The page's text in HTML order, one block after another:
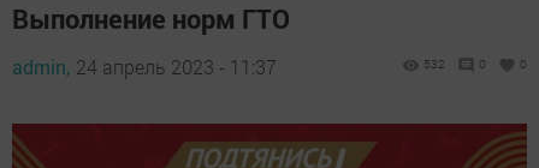
Выполнение норм ГТО
admin, 24 апрель 2023 - 11:37 532 0 0